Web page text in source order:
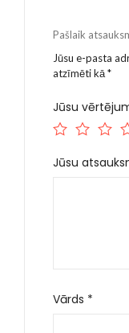
Pašlaik
Jūsu e-pasta
atzīmēti kā*
Jūsu
Jūsu
Vārds *